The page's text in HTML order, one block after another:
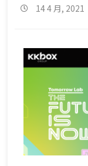
14 4 月, 2021